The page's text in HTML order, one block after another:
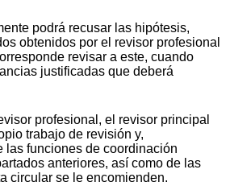
podrá recusar las hipótesis,
obtenidos por el revisor profesional
revisar a este, cuando
justificadas que deberá
profesional, el revisor principal
trabajo de revisión y,
las funciones de coordinación
anteriores, así como de las
circular se le encomienden.